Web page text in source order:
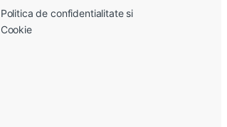
Politica de confidentialitate si
Cookie